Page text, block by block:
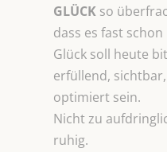
GLÜCK so
dass es fast
Glück soll heute
erfüllend,
optimiert sein.
Nicht zu
ruhig.